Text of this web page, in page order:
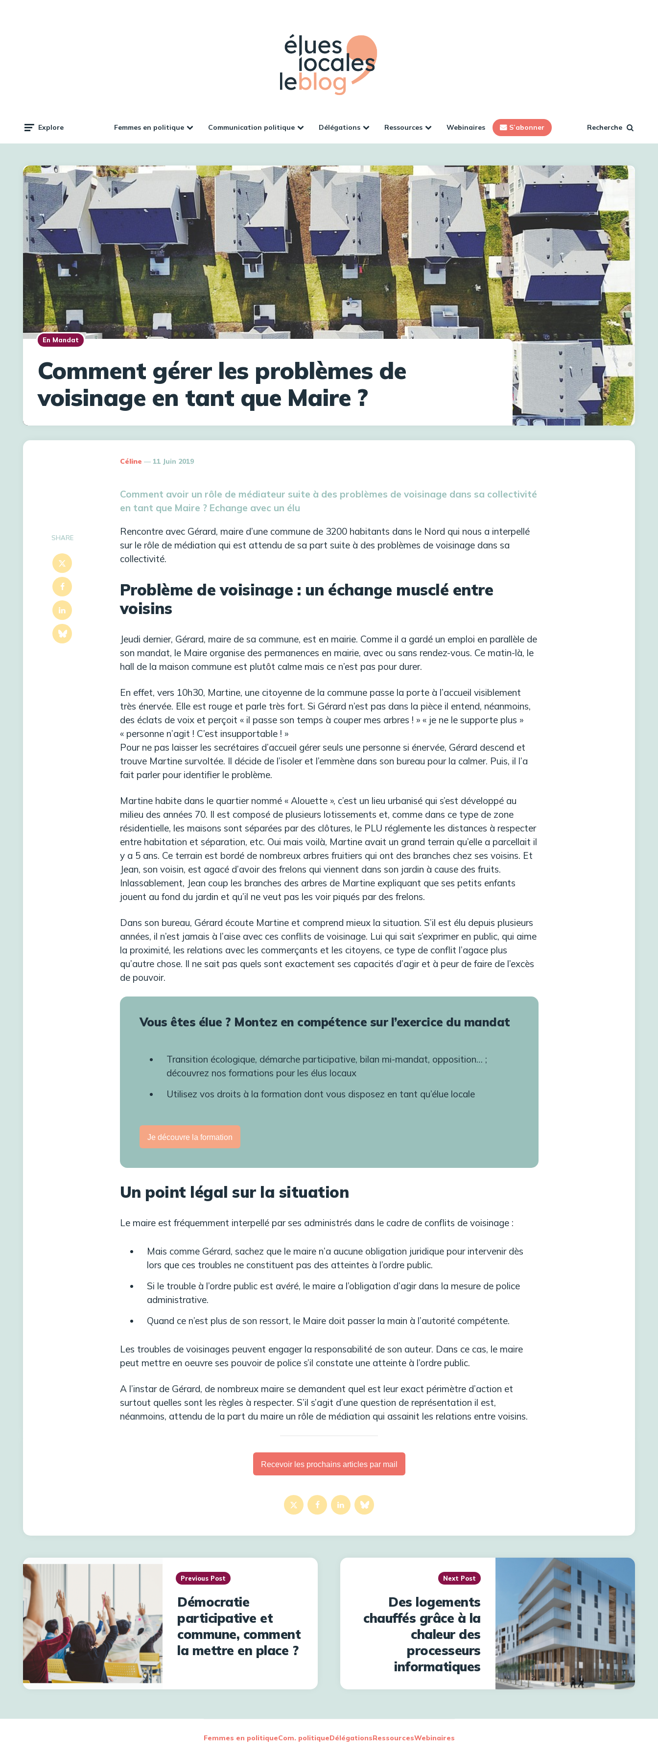
Explore Femmes en politique Communication politique Délégations Ressources Webinaires S’abonner Recherche
En Mandat
Comment gérer les problèmes de
voisinage en tant que Maire ?
Céline 11 Juin 2019
Comment avoir un rôle de médiateur suite à des problèmes de voisinage dans sa collectivité
en tant que Maire ? Echange avec un élu
SHARE
Rencontre avec Gérard, maire d’une commune de 3200 habitants dans le Nord qui nous a interpellé
sur le rôle de médiation qui est attendu de sa part suite à des problèmes de voisinage dans sa
collectivité.
Problème de voisinage : un échange musclé entre
voisins
Jeudi dernier, Gérard, maire de sa commune, est en mairie. Comme il a gardé un emploi en parallèle de
son mandat, le Maire organise des permanences en mairie, avec ou sans rendez-vous. Ce matin-là, le
hall de la maison commune est plutôt calme mais ce n’est pas pour durer.
En effet, vers 10h30, Martine, une citoyenne de la commune passe la porte à l’accueil visiblement
très énervée. Elle est rouge et parle très fort. Si Gérard n’est pas dans la pièce il entend, néanmoins,
des éclats de voix et perçoit « il passe son temps à couper mes arbres ! » « je ne le supporte plus »
« personne n’agit ! C’est insupportable ! »
Pour ne pas laisser les secrétaires d’accueil gérer seuls une personne si énervée, Gérard descend et
trouve Martine survoltée. Il décide de l’isoler et l’emmène dans son bureau pour la calmer. Puis, il l’a
fait parler pour identifier le problème.
Martine habite dans le quartier nommé « Alouette », c’est un lieu urbanisé qui s’est développé au
milieu des années 70. Il est composé de plusieurs lotissements et, comme dans ce type de zone
résidentielle, les maisons sont séparées par des clôtures, le PLU réglemente les distances à respecter
entre habitation et séparation, etc. Oui mais voilà, Martine avait un grand terrain qu’elle a parcellait il
y a 5 ans. Ce terrain est bordé de nombreux arbres fruitiers qui ont des branches chez ses voisins. Et
Jean, son voisin, est agacé d’avoir des frelons qui viennent dans son jardin à cause des fruits.
Inlassablement, Jean coup les branches des arbres de Martine expliquant que ses petits enfants
jouent au fond du jardin et qu’il ne veut pas les voir piqués par des frelons.
Dans son bureau, Gérard écoute Martine et comprend mieux la situation. S’il est élu depuis plusieurs
années, il n’est jamais à l’aise avec ces conflits de voisinage. Lui qui sait s’exprimer en public, qui aime
la proximité, les relations avec les commerçants et les citoyens, ce type de conflit l’agace plus
qu’autre chose. Il ne sait pas quels sont exactement ses capacités d’agir et à peur de faire de l’excès
de pouvoir.
Vous êtes élue ? Montez en compétence sur l’exercice du mandat
Transition écologique, démarche participative, bilan mi-mandat, opposition… ;
découvrez nos formations pour les élus locaux
Utilisez vos droits à la formation dont vous disposez en tant qu’élue locale
Je découvre la formation
Un point légal sur la situation
Le maire est fréquemment interpellé par ses administrés dans le cadre de conflits de voisinage :
Mais comme Gérard, sachez que le maire n’a aucune obligation juridique pour intervenir dès
lors que ces troubles ne constituent pas des atteintes à l’ordre public.
Si le trouble à l’ordre public est avéré, le maire a l’obligation d’agir dans la mesure de police
administrative.
Quand ce n’est plus de son ressort, le Maire doit passer la main à l’autorité compétente.
Les troubles de voisinages peuvent engager la responsabilité de son auteur. Dans ce cas, le maire
peut mettre en oeuvre ses pouvoir de police s’il constate une atteinte à l’ordre public.
A l’instar de Gérard, de nombreux maire se demandent quel est leur exact périmètre d’action et
surtout quelles sont les règles à respecter. S’il s’agit d’une question de représentation il est,
néanmoins, attendu de la part du maire un rôle de médiation qui assainit les relations entre voisins.
Recevoir les prochains articles par mail
Previous Post
Démocratie
participative et
commune, comment
la mettre en place ?
Next Post
Des logements
chauffés grâce à la
chaleur des
processeurs
informatiques
Femmes en politiqueCom. politiqueDélégationsRessourcesWebinaires